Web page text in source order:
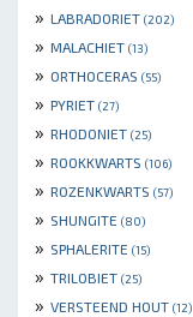
» LABRADORIET (202)
» MALACHIET (13)
» ORTHOCERAS (55)
» PYRIET (27)
» RHODONIET (25)
» ROOKKWARTS (106)
» ROZENKWARTS (57)
» SHUNGITE (80)
» SPHALERITE (15)
» TRILOBIET (25)
» VERSTEEND HOUT (12)